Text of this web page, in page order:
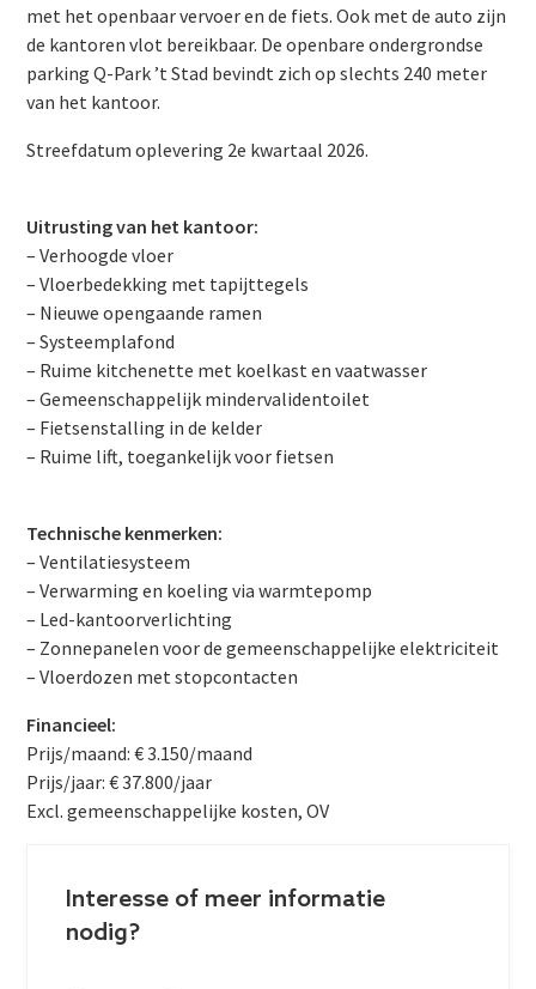
met het openbaar vervoer en de fiets. Ook met de auto zijn
de kantoren vlot bereikbaar. De openbare ondergrondse
parking Q-Park ’t Stad bevindt zich op slechts 240 meter
van het kantoor.
Streefdatum oplevering 2e kwartaal 2026.
Uitrusting van het kantoor:
– Verhoogde vloer
– Vloerbedekking met tapijttegels
– Nieuwe opengaande ramen
– Systeemplafond
– Ruime kitchenette met koelkast en vaatwasser
– Gemeenschappelijk mindervalidentoilet
– Fietsenstalling in de kelder
– Ruime lift, toegankelijk voor fietsen
Technische kenmerken:
– Ventilatiesysteem
– Verwarming en koeling via warmtepomp
– Led-kantoorverlichting
– Zonnepanelen voor de gemeenschappelijke elektriciteit
– Vloerdozen met stopcontacten
Financieel:
Prijs/maand: € 3.150/maand
Prijs/jaar: € 37.800/jaar
Excl. gemeenschappelijke kosten, OV
Interesse of meer informatie
nodig?